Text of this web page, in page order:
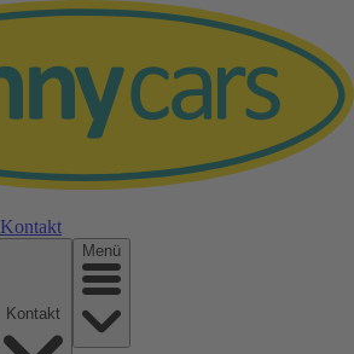
Kontakt
Menü